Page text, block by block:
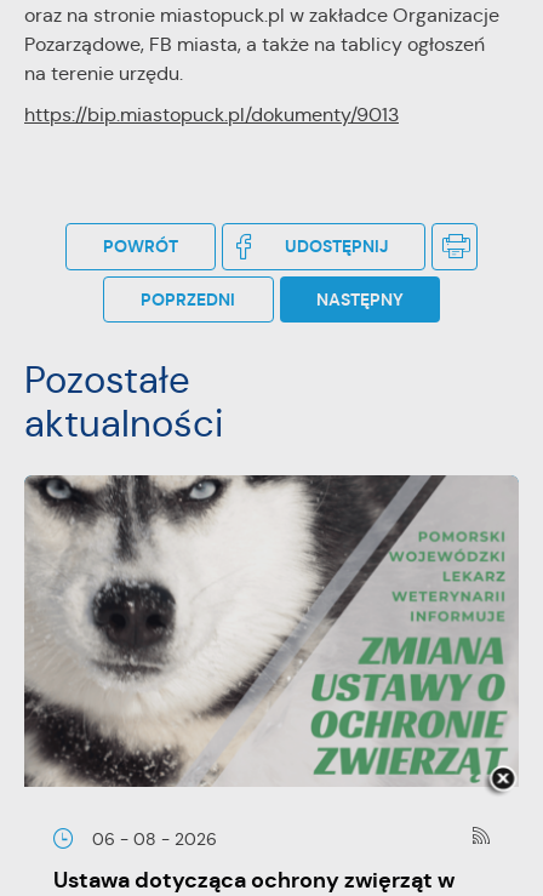
oraz na stronie miastopuck.pl w zakładce Organizacje
Pozarządowe, FB miasta, a także na tablicy ogłoszeń
na terenie urzędu.
https://bip.miastopuck.pl/dokumenty/9013
POWRÓT UDOSTĘPNIJ
POPRZEDNI NASTĘPNY
Pozostałe
aktualności
06 - 08 - 2026
Ustawa dotycząca ochrony zwięrząt w